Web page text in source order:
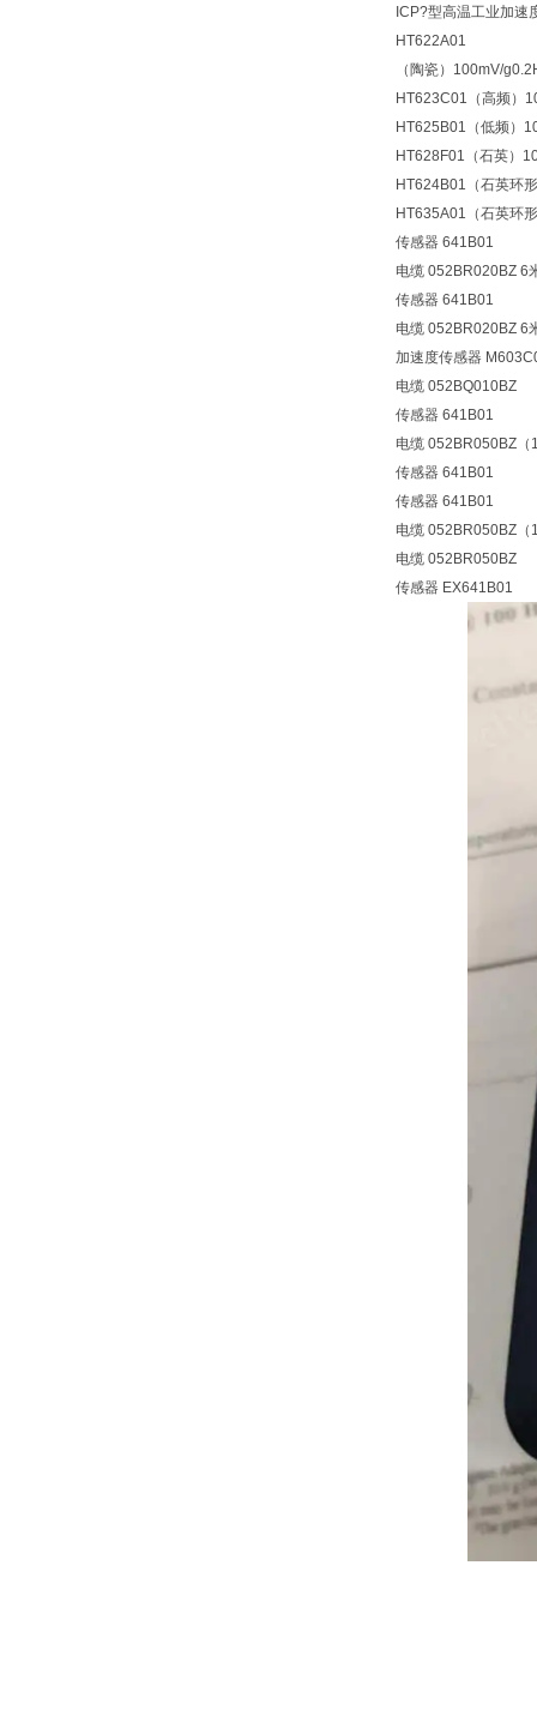
ICP?型高温工业加速
HT622A01
（陶瓷）100mV/
HT623C01（高频）
HT625B01（低频）
HT628F01（石英）
HT624B01（石英环
HT635A01（石英环
传感器 641B01
电缆 052BR020BZ 6
传感器 641B01
电缆 052BR020BZ 6
加速度传感器
电缆 052BQ010BZ
传感器 641B01
电缆 052BR050BZ（
传感器 641B01
传感器 641B01
电缆 052BR050BZ（
电缆 052BR050BZ
传感器 EX641B01